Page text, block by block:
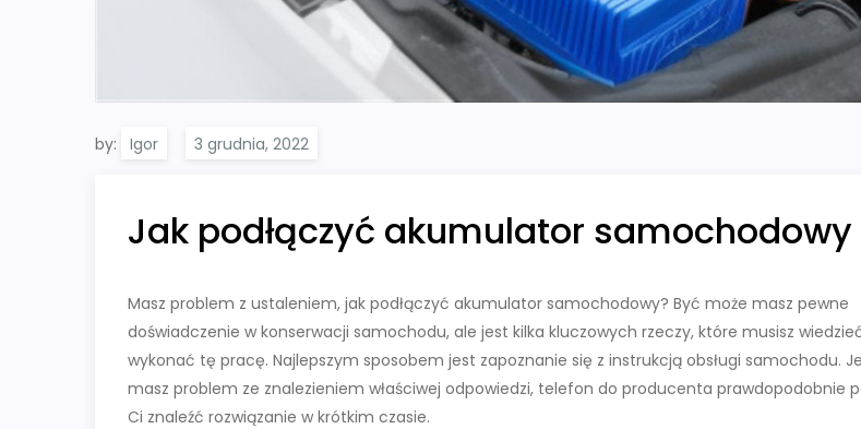
by: Igor
Jak podłączyć akumulator samochodowy
Masz problem z ustaleniem, jak podłączyć akumulator samochodowy? Być może masz pewne
doświadczenie w konserwacji samochodu, ale jest kilka kluczowych rzeczy, które musisz
wykonać tę pracę. Najlepszym sposobem jest zapoznanie się z instrukcją obsługi samochodu.
masz problem ze znalezieniem właściwej odpowiedzi, telefon do producenta prawdopodobnie
Ci znaleźć rozwiązanie w krótkim czasie.